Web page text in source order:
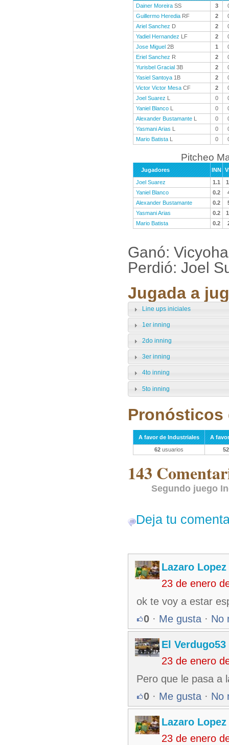
Dainer Moreira SS 3
Guillermo Heredia RF 2
Ariel Sanchez D 2
Yadiel Hernandez LF 2
Jose Miguel 2B 1
Eriel Sanchez R 2
Yurisbel Gracial 3B 2
Yasiel Santoya 1B 2
Victor Victor Mesa CF 2
Joel Suarez L 0
Yaniel Blanco L 0
Alexander Bustamante L 0
Yasmani Arias L 0
Mario Batista L 0
Pitcheo
Jugadores INN
Joel Suarez
1.1
Yaniel Blanco
0.2
Alexander Bustamante
0.2
Yasmani Arias
0.2
Mario Batista
0.2
Ganó:
Perdió: Joel
Jugada a
Line ups iniciales
1er inning
2do inning
3er inning
4to inning
5to inning
Pronósticos
A favor de Industriales
A
62 usuarios 52
143
Segundo juego
Deja tu
Lazaro Lopez
23 de enero
ok te voy a estar
0 · Me gusta · No
El Verdugo53
23 de enero
Pero que le pasa a
0 · Me gusta · No
Lazaro Lopez
23 de enero